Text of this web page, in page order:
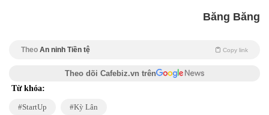
Băng Băng
Theo An ninh Tiền tệ Copy link
Theo dõi Cafebiz.vn trên
Từ khóa:
StartUp Kỳ Lân